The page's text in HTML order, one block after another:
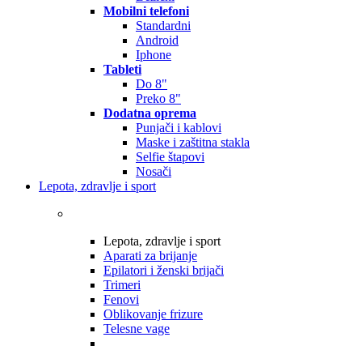
Mobilni telefoni
Standardni
Android
Iphone
Tableti
Do 8"
Preko 8"
Dodatna oprema
Punjači i kablovi
Maske i zaštitna stakla
Selfie štapovi
Nosači
Lepota, zdravlje i sport
Lepota, zdravlje i sport
Aparati za brijanje
Epilatori i ženski brijači
Trimeri
Fenovi
Oblikovanje frizure
Telesne vage